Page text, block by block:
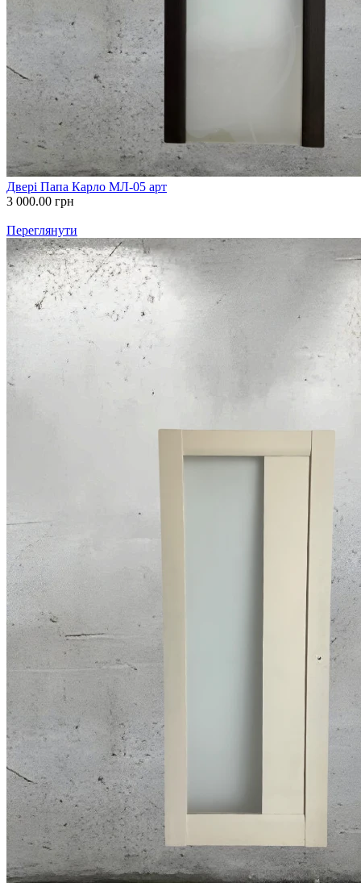
Двері Папа Карло МЛ-05 арт
3 000.00 грн
Переглянути